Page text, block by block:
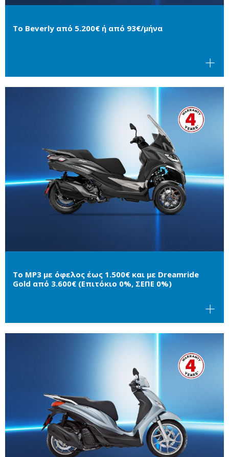
Το Beverly από 5.200€ ή από 93€/μήνα
Το MP3 με όφελος έως 1.500€ και με Dreamride
Gold από 3.600€ (Επιτόκιο 0%, ΣΕΠΕ 0%)